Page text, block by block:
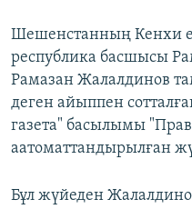
Шешенстанның Кенхи
республика басшысы
Рамазан Жалалдинов
деген айыппен
газета" басылымы
аатоматтандырылған
Бұл жүйеден